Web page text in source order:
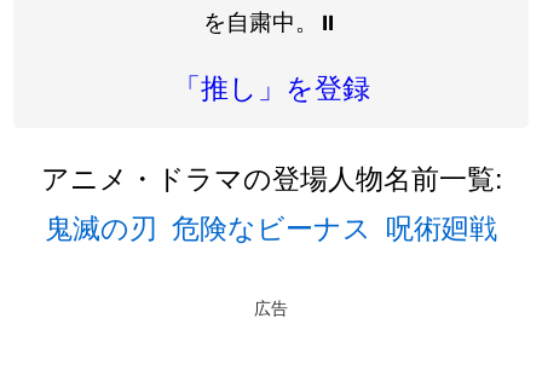
を自粛中。⏸️
「推し」を登録
アニメ・ドラマの登場人物名前一覧:
鬼滅の刃 危険なビーナス 呪術廻戦
広告